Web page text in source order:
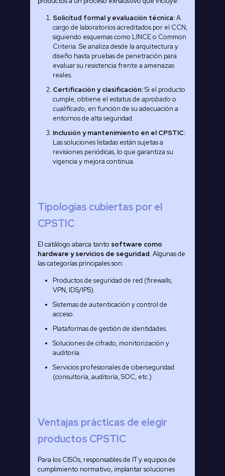
Solicitud formal y evaluación técnica:A
cargo de laboratorios acreditados por el CCN,
siguiendo esquemas como LINCE o Common
Criteria. Se analiza desde la arquitectura y
diseño hasta pruebas de penetración para
evaluar su resistencia frente a amenazas
reales.
Certificación y clasificación:Si el producto
cumple, obtiene el estatus de aprobado o
cualificado, en función de su adecuación a
entornos de alta seguridad.
Inclusión y mantenimiento en el CPSTIC:
Las soluciones listadas están sujetas a
revisiones periódicas, lo que garantiza su
vigencia y mejora continua.
Tipologías cubiertas por el
CPSTIC
El catálogo abarca tanto software como
hardware y servicios de seguridad. Algunas de
las categorías principales son:
Productos de seguridad de red (firewalls,
VPN, IDS/IPS).
Sistemas de autenticación y control de
acceso.
Plataformas de gestión de identidades.
Soluciones de cifrado, monitorización y
auditoría.
Servicios profesionales de ciberseguridad
(consultoría, auditoría, SOC, etc.).
Ventajas prácticas de elegir
productos CPSTIC
Para los CISOs, responsables de IT y equipos de
cumplimiento normativo, implantar soluciones